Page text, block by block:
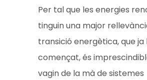
Per tal que les energies
tinguin una major
transició energètica, que ja
començat, és
vagin de la mà de sistemes